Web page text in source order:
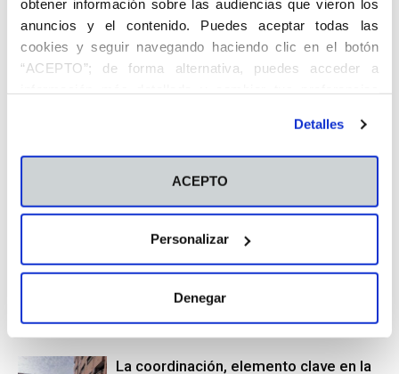
obtener información sobre las audiencias que vieron los
anuncios y el contenido. Puedes aceptar todas las
cookies y seguir navegando haciendo clic en el botón
“ACEPTO”; de forma alternativa, puedes acceder a
en el botón "Personalizar". Para más información puedes
visitar nuestra Política de Cookies
Detalles
ACEPTO
Personalizar
Denegar
Artículo anterior
Biblioteca Solidaria, nueva
iniciativa del ISEP CEU CV
Artículo siguiente
Antonella Abatilli, inglés en
acción
campus
Actualidad
Escucha FP NOW: El tercer maestro de
la educación
La coordinación, elemento clave en la